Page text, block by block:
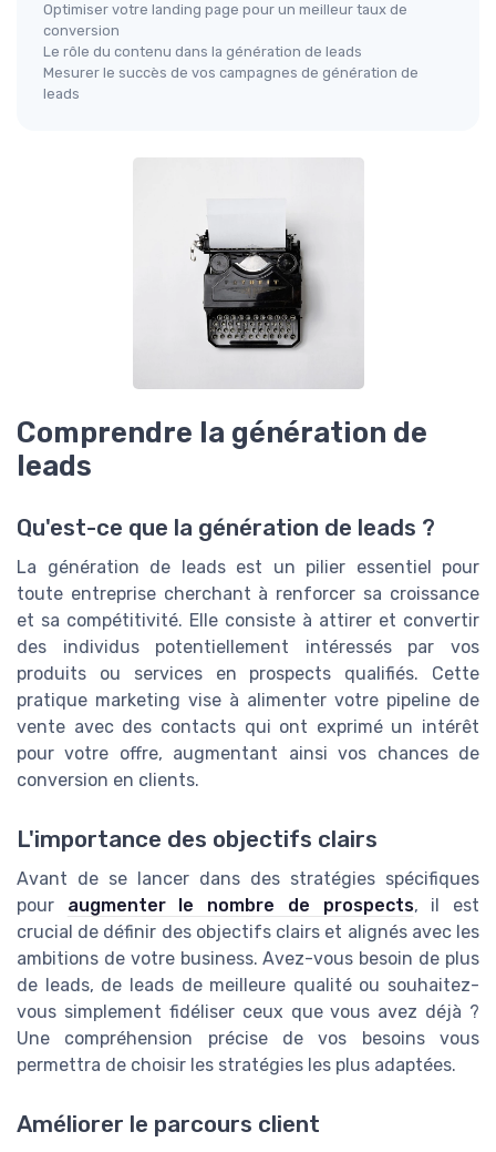
Optimiser votre landing page pour un meilleur taux de
conversion
Le rôle du contenu dans la génération de leads
Mesurer le succès de vos campagnes de génération de
leads
Comprendre la génération de
leads
Qu'est-ce que la génération de leads ?
La génération de leads est un pilier essentiel pour
toute entreprise cherchant à renforcer sa croissance
et sa compétitivité. Elle consiste à attirer et convertir
des individus potentiellement intéressés par vos
produits ou services en prospects qualifiés. Cette
pratique marketing vise à alimenter votre pipeline de
vente avec des contacts qui ont exprimé un intérêt
pour votre offre, augmentant ainsi vos chances de
conversion en clients.
L'importance des objectifs clairs
Avant de se lancer dans des stratégies spécifiques
pour augmenter le nombre de prospects, il est
crucial de définir des objectifs clairs et alignés avec les
ambitions de votre business. Avez-vous besoin de plus
de leads, de leads de meilleure qualité ou souhaitez-
vous simplement fidéliser ceux que vous avez déjà ?
Une compréhension précise de vos besoins vous
permettra de choisir les stratégies les plus adaptées.
Améliorer le parcours client